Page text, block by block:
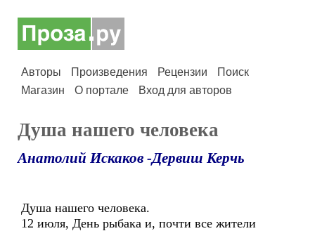
Авторы Произведения Рецензии
Поиск
Магазин
О портале Вход для авторов
Душа нашего человека
Анатолий Искаков -Дервиш Керчь
Душа нашего человека.
12 июля, День рыбака и, почти все жители